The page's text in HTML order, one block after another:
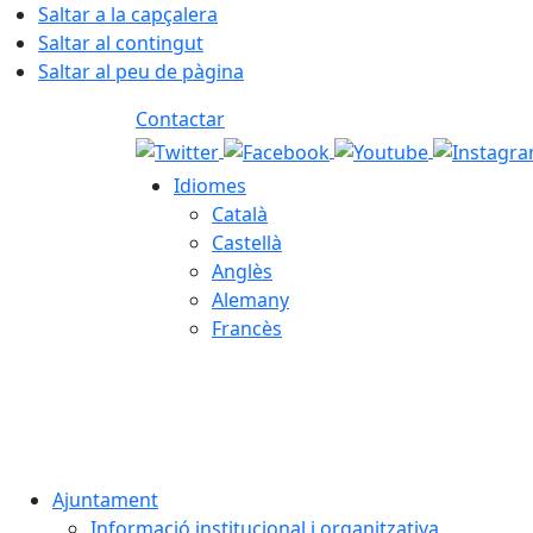
Saltar a la capçalera
Saltar al contingut
Saltar al peu de pàgina
Contactar
Idiomes
Català
Castellà
Anglès
Alemany
Francès
Ajuntament